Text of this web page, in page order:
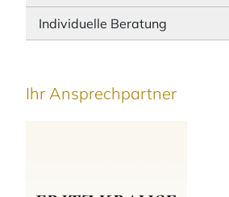
Ihr Ansprechpartner
Individuelle Beratung